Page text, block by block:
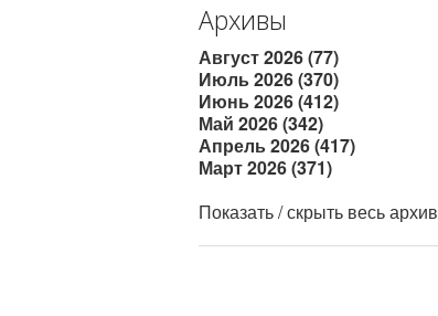
Архивы
Август 2026 (77)
Июль 2026 (370)
Июнь 2026 (412)
Май 2026 (342)
Апрель 2026 (417)
Март 2026 (371)
Показать / скрыть весь архив